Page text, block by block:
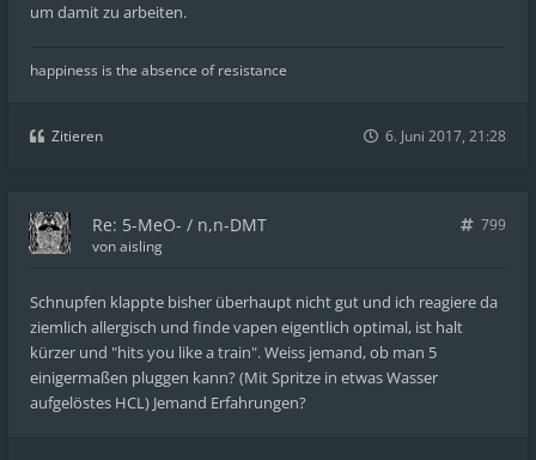
um damit zu arbeiten.
happiness is the absence of resistance
Zitieren 6. Juni 2017, 21:28
Re: 5-MeO- / n,n-DMT
799
vonaisling
Schnupfen klappte bisher überhaupt nicht gut und ich reagiere da
ziemlich allergisch und finde vapen eigentlich optimal, ist halt
kürzer und "hits you like a train". Weiss jemand, ob man 5
einigermaßen pluggen kann? (Mit Spritze in etwas Wasser
aufgelöstes HCL) Jemand Erfahrungen?